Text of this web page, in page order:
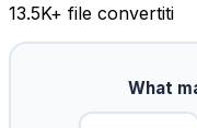
13.5K+ file convertiti
What